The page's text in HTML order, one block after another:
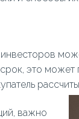
это
важно